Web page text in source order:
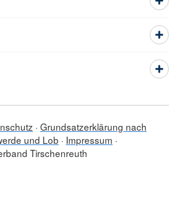
Grundsatzerklärung nach
und Lob
Impressum
Tirschenreuth